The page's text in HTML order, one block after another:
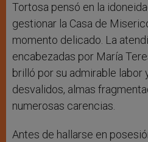
Tortosa pensó en la
gestionar la Casa de
momento delicado. La
encabezadas por María
brilló por su admirable labor
desvalidos, almas
numerosas carencias.
Antes de hallarse en